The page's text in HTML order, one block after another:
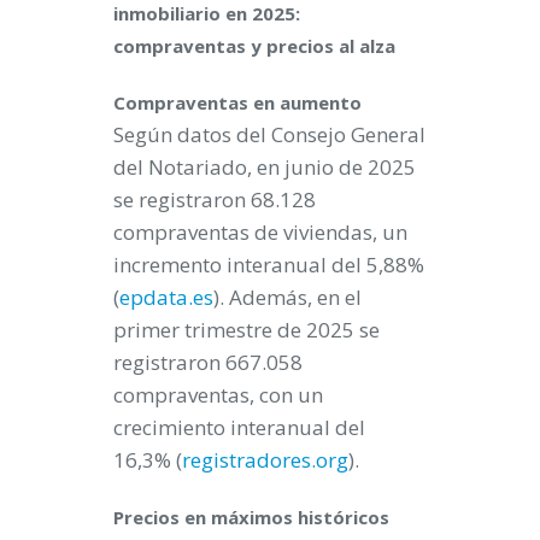
inmobiliario en 2025:
compraventas y precios al alza
Compraventas en aumento
Según datos del Consejo General
del Notariado, en junio de 2025
se registraron 68.128
compraventas de viviendas, un
incremento interanual del 5,88%
(epdata.es). Además, en el
primer trimestre de 2025 se
registraron 667.058
compraventas, con un
crecimiento interanual del
16,3% (registradores.org).
Precios en máximos históricos